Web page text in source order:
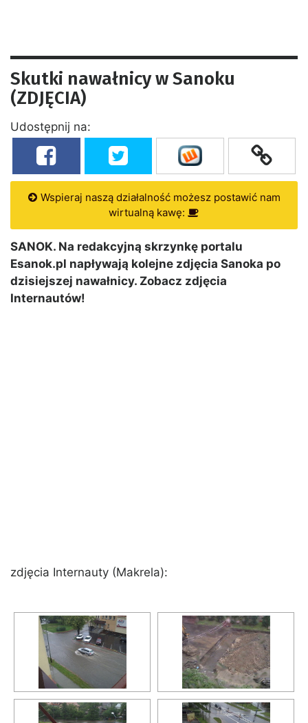
Skutki nawałnicy w Sanoku
(ZDJĘCIA)
Udostępnij na:
Wspieraj naszą działalność możesz postawić nam
wirtualną kawę:
SANOK. Na redakcyjną skrzynkę portalu
Esanok.pl napływają kolejne zdjęcia Sanoka po
dzisiejszej nawałnicy. Zobacz zdjęcia
Internautów!
zdjęcia Internauty (Makrela):